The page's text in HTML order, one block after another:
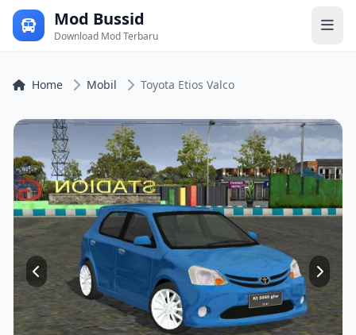
Mod Bussid
Download Mod Terbaru
Home Mobil Toyota Etios Valco